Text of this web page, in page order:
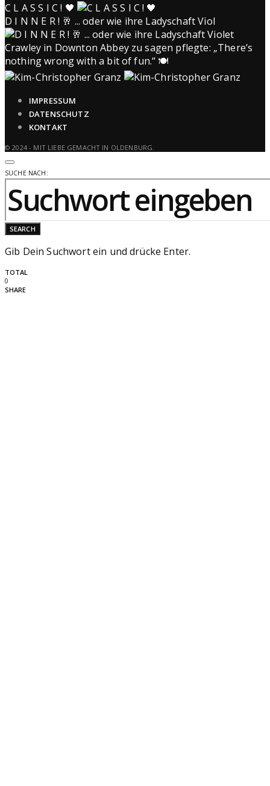
C L A S S I C ! 🖤
D I N N E R ! 🥂 ... oder wie ihre Ladyschaft Viol
IMPRESSUM
DATENSCHUTZ
KONTAKT
© 2024 - MIT LIEBE GEMACHT IN OLDENBURG.
SUCHE NACH:
SEARCH
Gib Dein Suchwort ein und drücke Enter.
TOTAL
0
SHARE